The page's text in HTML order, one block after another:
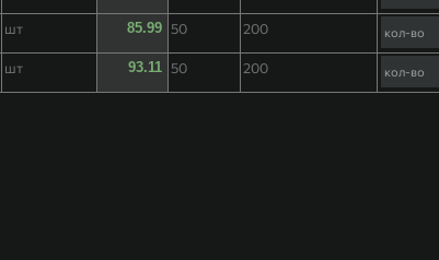
шт 85.99 50 200
шт 93.11 50 200